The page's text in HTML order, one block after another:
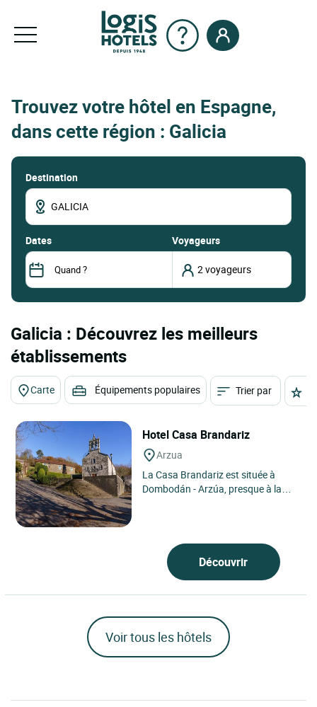
Trouvez votre hôtel en Espagne,
dans cette région : Galicia
Destination
dates Voyageurs
Galicia : Découvrez les meilleurs
établissements
Carte Équipements populaires Trier par
Hotel Casa Brandariz
Arzua
La Casa Brandariz est située à
Dombodán - Arzúa, presque à la
Découvrir
Voir tous les hôtels